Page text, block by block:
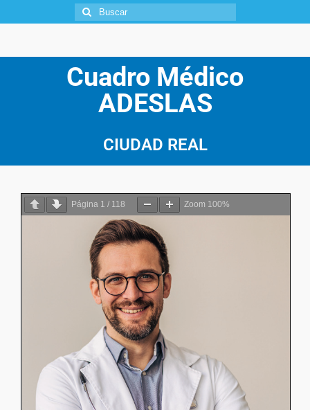
Cuadro Médico
ADESLAS
CIUDAD REAL
Página 1 / 118 Zoom 100%